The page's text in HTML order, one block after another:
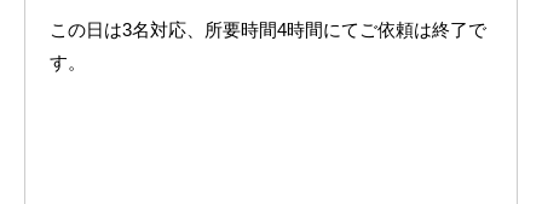
この日は3名対応、所要時間4時間にてご依頼は終了で
す。